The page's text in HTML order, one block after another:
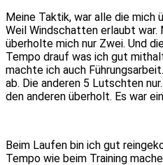
Meine Taktik, war alle die mich
Weil Windschatten erlaubt
überholte mich nur Zwei. Und
Tempo drauf was ich gut
machte ich auch
ab. Die anderen 5 Lutschten
den anderen überholt. Es war
Beim Laufen bin ich gut
Tempo wie beim Training